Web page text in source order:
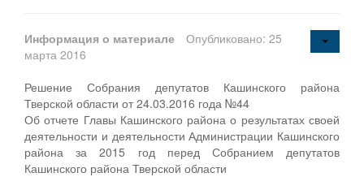
Информация о материале
Опубликовано: 25
марта 2016
Решение Собрания депутатов Кашинского района
Тверской области от 24.03.2016 года №44
Об отчете Главы Кашинского района о результатах своей
деятельности и деятельности Администрации Кашинского
района за 2015 год перед Собранием депутатов
Кашинского района Тверской области